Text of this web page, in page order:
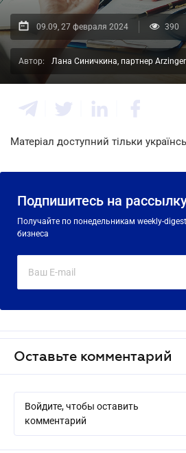
09.09, 27 февраля 2024 390
Автор: Лана Синичкина, партнер Arzinger
Матеріал доступний тільки
Подпишитесь на
Получайте по понедельникам weekly-
бизнеса
Оставьте комментарий
Войдите, чтобы оставить
комментарий